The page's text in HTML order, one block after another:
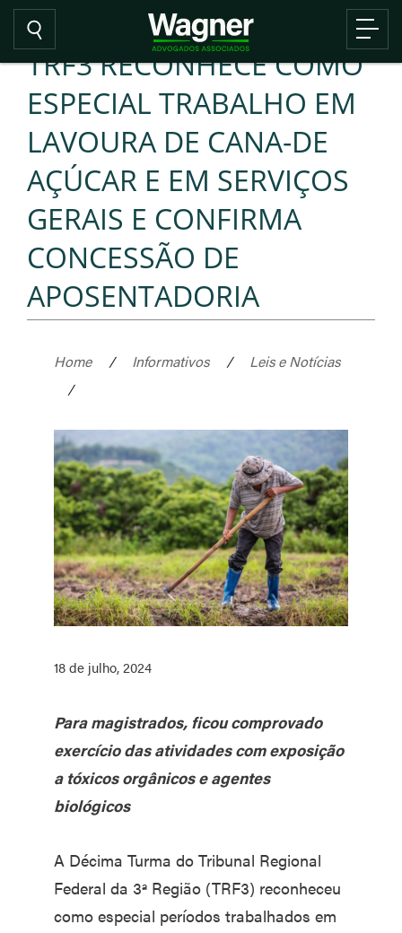
TRF3 RECONHECE COMO
ESPECIAL TRABALHO EM
LAVOURA DE CANA-DE
AÇÚCAR E EM SERVIÇOS
GERAIS E CONFIRMA
CONCESSÃO DE
APOSENTADORIA
Home / Informativos /
Leis e Notícias
/
18 de julho, 2024
Para magistrados, ficou comprovado
exercício das atividades com exposição
a tóxicos orgânicos e agentes
biológicos
A Décima Turma do Tribunal Regional
Federal da 3ª Região (TRF3) reconheceu
como especial períodos trabalhados em